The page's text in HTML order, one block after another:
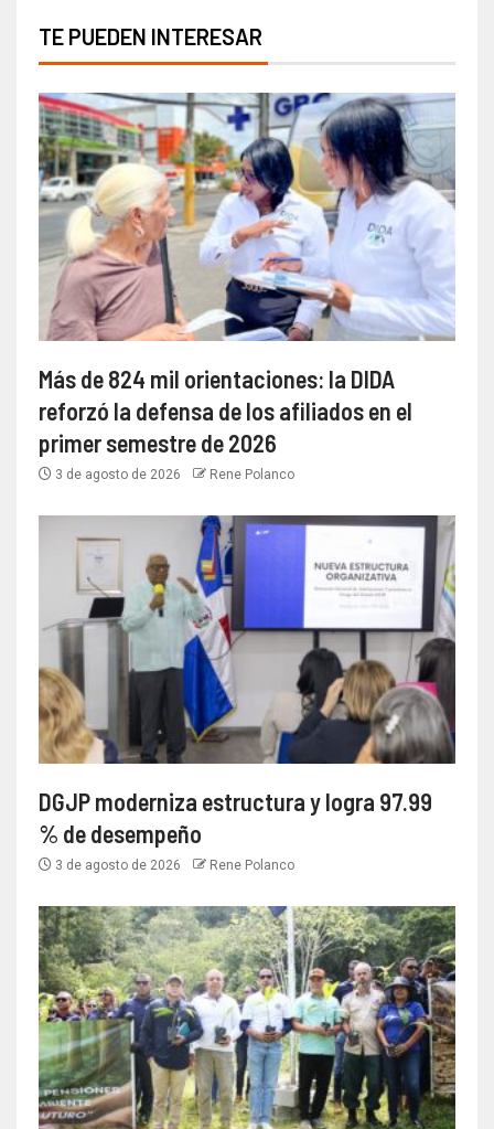
TE PUEDEN INTERESAR
Más de 824 mil orientaciones: la DIDA
reforzó la defensa de los afiliados en el
primer semestre de 2026
3 de agosto de 2026 Rene Polanco
DGJP moderniza estructura y logra 97.99
% de desempeño
3 de agosto de 2026 Rene Polanco